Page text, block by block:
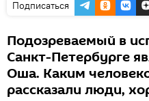
Подписаться
Подозреваемый в
Санкт-Петербурге
Оша. Каким
рассказали люди,